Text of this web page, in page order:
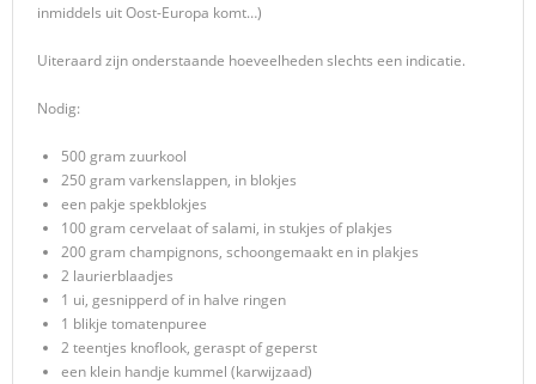
inmiddels uit Oost-Europa komt…)
Uiteraard zijn onderstaande hoeveelheden slechts een indicatie.
Nodig:
500 gram zuurkool
250 gram varkenslappen, in blokjes
een pakje spekblokjes
100 gram cervelaat of salami, in stukjes of plakjes
200 gram champignons, schoongemaakt en in plakjes
2 laurierblaadjes
1 ui, gesnipperd of in halve ringen
1 blikje tomatenpuree
2 teentjes knoflook, geraspt of geperst
een klein handje kummel (karwijzaad)